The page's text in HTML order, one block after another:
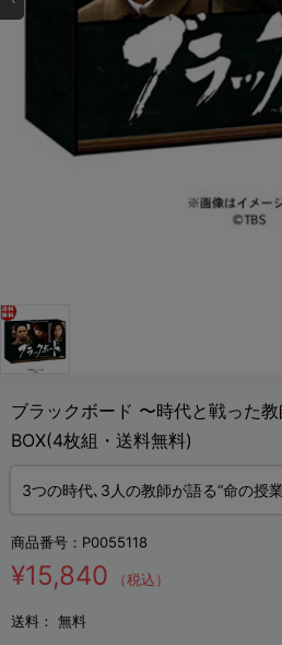
ブラックボード 〜時代と戦った
BOX(4枚組・送料無料)
3つの時代､3人の教師が語る“命の授
商品番号： P0055118
¥15,840 （税込）
送料： 無料